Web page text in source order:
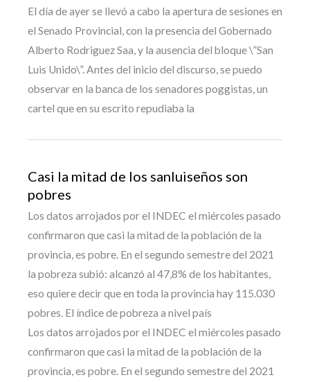
El día de ayer se llevó a cabo la apertura de sesiones en
el Senado Provincial, con la presencia del Gobernado
Alberto Rodriguez Saa, y la ausencia del bloque \”San
Luis Unido\”. Antes del inicio del discurso, se puedo
observar en la banca de los senadores poggistas, un
cartel que en su escrito repudiaba la
Casi la mitad de los sanluiseños son
pobres
Los datos arrojados por el INDEC el miércoles pasado
confirmaron que casi la mitad de la población de la
provincia, es pobre. En el segundo semestre del 2021
la pobreza subió: alcanzó al 47,8% de los habitantes,
eso quiere decir que en toda la provincia hay 115.030
pobres. El índice de pobreza a nivel país
Los datos arrojados por el INDEC el miércoles pasado
confirmaron que casi la mitad de la población de la
provincia, es pobre. En el segundo semestre del 2021